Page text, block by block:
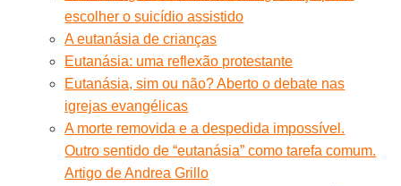
escolher o suicídio assistido
A eutanásia de crianças
Eutanásia: uma reflexão protestante
Eutanásia, sim ou não? Aberto o debate nas
igrejas evangélicas
A morte removida e a despedida impossível.
Outro sentido de “eutanásia” como tarefa comum.
Artigo de Andrea Grillo